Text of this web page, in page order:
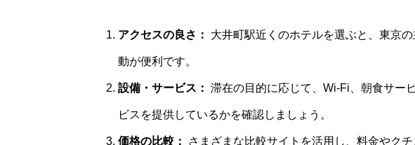
アクセスの良さ： 大井町駅近くのホテルを選ぶと、東京
動が便利です。
設備・サービス： 滞在の目的に応じて、Wi-Fi、朝食サー
ビスを提供しているかを確認しましょう。
価格の比較： さまざまな比較サイトを活用し、料金やク